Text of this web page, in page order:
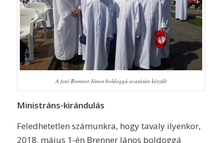
A fotó Brenner János boldoggá avatásán készült
Ministráns-kirándulás
Feledhetetlen számunkra, hogy tavaly ilyenkor,
2018. május 1-én Brenner János boldoggá